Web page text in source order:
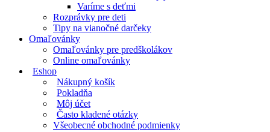
Varíme s deťmi
Rozprávky pre deti
Tipy na vianočné darčeky
Omaľovánky
Omaľovánky pre predškolákov
Online omaľovánky
Eshop
Nákupný košík
Pokladňa
Môj účet
Často kladené otázky
Všeobecné obchodné podmienky